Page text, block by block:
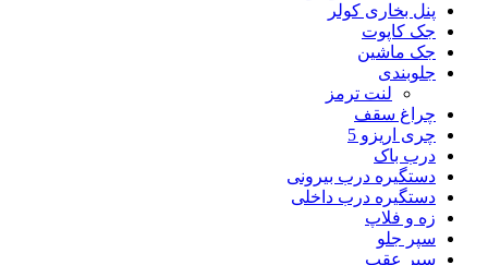
پنل بخاری کولر
جک کاپوت
جک ماشین
جلوبندی
لنت ترمز
چراغ سقف
چری اریزو 5
درب باک
دستگیره درب بیرونی
دستگیره درب داخلی
زه و فلاپ
سپر جلو
سپر عقب